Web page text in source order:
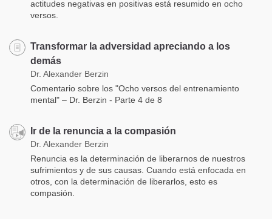
actitudes negativas en positivas está resumido en ocho
versos.
Transformar la adversidad apreciando a los
demás
Dr. Alexander Berzin
Comentario sobre los "Ocho versos del entrenamiento
mental" – Dr. Berzin - Parte 4 de 8
Ir de la renuncia a la compasión
Dr. Alexander Berzin
Renuncia es la determinación de liberarnos de nuestros
sufrimientos y de sus causas. Cuando está enfocada en
otros, con la determinación de liberarlos, esto es
compasión.